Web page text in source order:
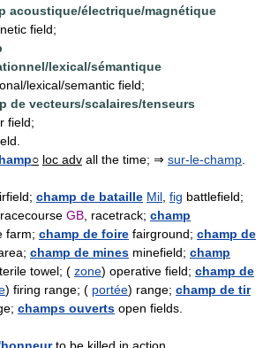
acoustique/électrique/magnétique
field;
lexical/sémantique
lexical/semantic field;
de vecteurs/scalaires/tenseurs
field;
○ loc adv all the time; ⇒ sur-le-champ
champ de bataille Mil fig battlefield;
racecourse GB , racetrack; champ
farm; champ de foire fairground; champ de
champ de mines minefield; champ
towel; ( zone) operative field; champ de
) firing range; ( portée) range; champ de tir
champs ouverts open fields.